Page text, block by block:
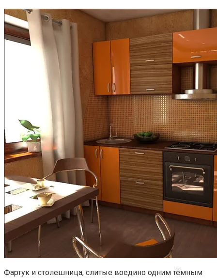
Фартук и столешница, слитые воедино одним тёмным